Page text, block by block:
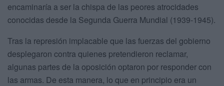
encaminaría a ser la chispa de las peores atrocidades
conocidas desde la Segunda Guerra Mundial (1939-1945).
Tras la represión implacable que las fuerzas del gobierno
desplegaron contra quienes pretendieron reclamar,
algunas partes de la oposición optaron por responder con
las armas. De esta manera, lo que en principio era un